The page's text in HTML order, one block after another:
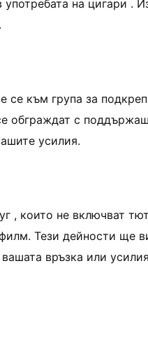
на цигари .
се към група за
обграждат с
усилия.
, които не включват
Тези дейности ще
връзка или